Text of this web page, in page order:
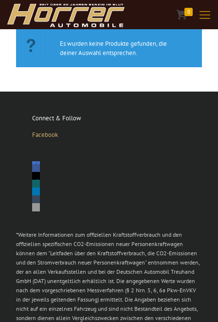
0
Es wurden keine Produkte gefunden, die
deiner Auswahl entsprechen.
Connect & Follow
Facebook
*Weitere Informationen zum offiziellen Kraftstoffverbrauch und den
offiziellen spezifischen CO2-Emissionen neuer Personenkraftwagen
können dem "Leitfaden über den Kraftstoffverbrauch, die CO2-Emissionen
und den Stromverbrauch neuer Personenkraftwagen" entnommen werden,
der an allen Verkaufsstellen und bei der Deutschen Automobil Treuhand
GmbH (DAT) unentgeltlich erhältlich ist. Die angegebenen Werte wurden
nach dem vorgeschriebenen Messverfahren (§ 2 Nrn. 5, 6, 6a Pkw-EnVKV
in der jeweils geltenden Fassung) ermittelt. Die Angaben beziehen sich
nicht auf ein einzelnes Fahrzeug und sind nicht Bestandteil des Angebots,
sondern dienen allein Vergleichszwecken zwischen den verschiedenen